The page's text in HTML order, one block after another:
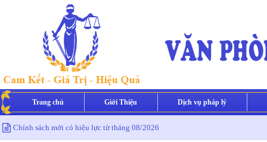
Trang chủ Giới Thiệu Dịch vụ pháp lý
Chính sách mới có hiệu lực từ tháng 08/2026
Chính sách mới có hiệu lực từ tháng 07/2026